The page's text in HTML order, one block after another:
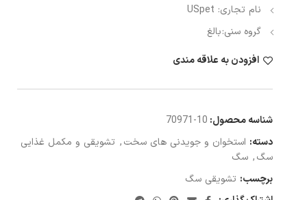
نام تجاری: USpet
گروه سنی:بالغ
افزودن به علاقه مندی
شناسه محصول: 10-70971
دسته: استخوان و جویدنی های سخت, تشویقی و مکمل غذایی
سگ, سگ
برچسب: تشویقی سگ